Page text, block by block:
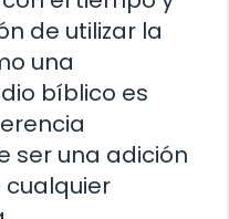
de utilizar la
una
bíblico es
ser una adición